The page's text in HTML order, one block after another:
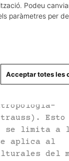
un viejo
Esto
se limita a
aplica al
del
Podeu
paràmetres per
Acceptar totes les